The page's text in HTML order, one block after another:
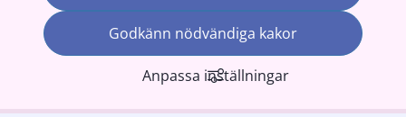
Godkänn nödvändiga kakor
Anpassa inställningar